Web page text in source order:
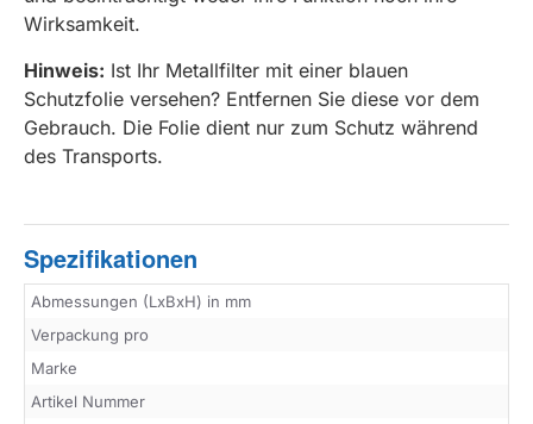
Wirksamkeit.
Hinweis: Ist Ihr Metallfilter mit einer blauen
Schutzfolie versehen? Entfernen Sie diese vor dem
Gebrauch. Die Folie dient nur zum Schutz während
des Transports.
Spezifikationen
Abmessungen (LxBxH) in mm
Verpackung pro
Marke
Artikel Nummer